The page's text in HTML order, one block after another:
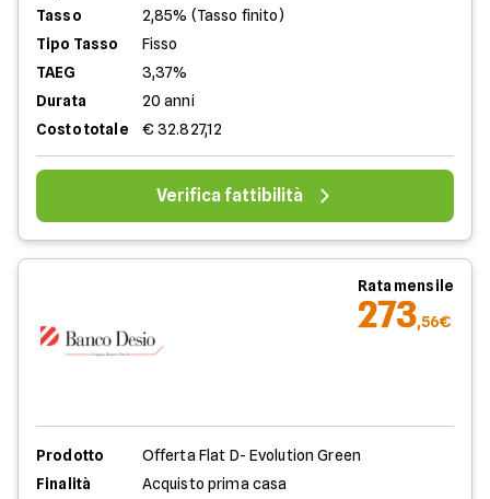
Tasso
2,85% (Tasso finito)
Tipo Tasso
Fisso
TAEG
3,37%
Durata
20 anni
Costo totale
€ 32.827,12
Verifica fattibilità
Rata mensile
273,56€
Prodotto
Offerta Flat D- Evolution Green
Finalità
Acquisto prima casa